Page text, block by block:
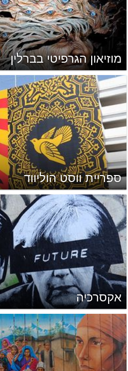
מוזיאון הגרפיטי בברלין
ספריית ווסט הוליווד
אקסרכיה